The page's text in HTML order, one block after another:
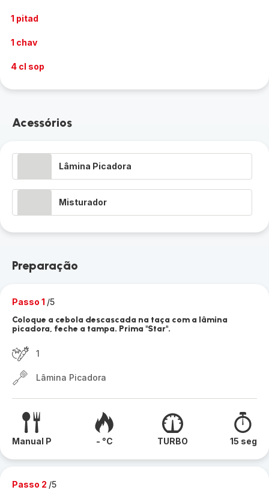
1 pitad
1 chav
4 cl sop
Acessórios
Lâmina Picadora
Misturador
Preparação
Passo 1 /5
Coloque a cebola descascada na taça com a lâmina
picadora, feche a tampa. Prima "Star".
1
Lâmina Picadora
Manual P - °C TURBO 15 seg
Passo 2 /5